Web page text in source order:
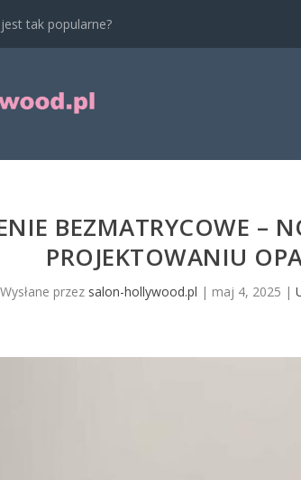
tak popularne?
BEZMATRYCOWE –
PROJEKTOWANIU
Wysłane przez salon-hollywood.pl | maj 4, 2025 |